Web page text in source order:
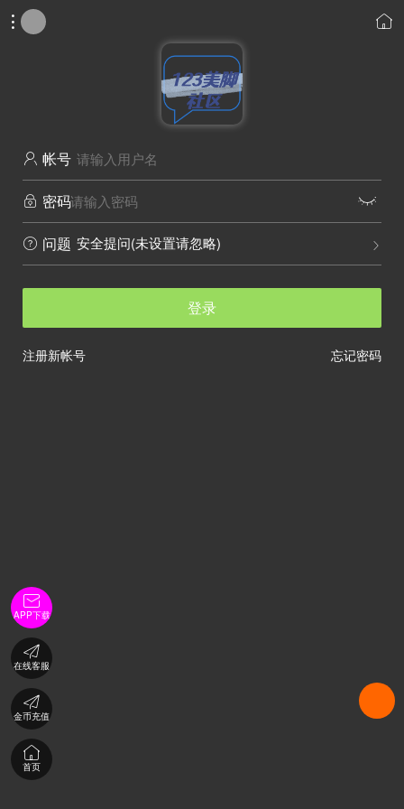
 
 帐号
 密码 
 问题 
安全提问(未设置请忽略)
登录
忘记密码
注册新帐号

APP下载

在线客服

金币充值

首页